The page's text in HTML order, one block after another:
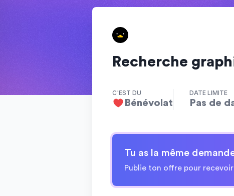
Recherche
C'EST DU
Bénévolat
DATE LIMITE
Pas de
Tu as la même
Publie ton offre pour